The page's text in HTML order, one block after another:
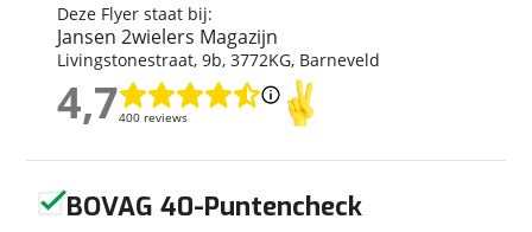
Frametype
Heren
Wielmaat
28 inch
Nieuw of occasion
Nieuw
Techniek
Deze Flyer staat bij:
Jansen 2wielers Magazijn
Livingstonestraat, 9b, 3772KG, Barneveld
4,7400 reviews
4,7
Naam
BOVAG 40-Puntencheck